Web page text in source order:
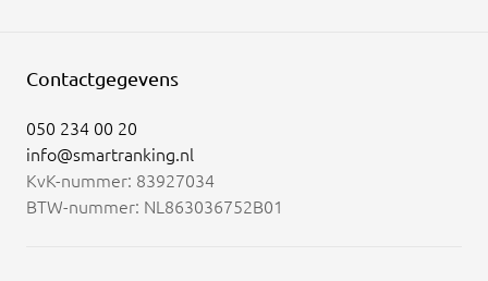
Contactgegevens
050 234 00 20
info@smartranking.nl
KvK-nummer: 83927034
BTW-nummer: NL863036752B01